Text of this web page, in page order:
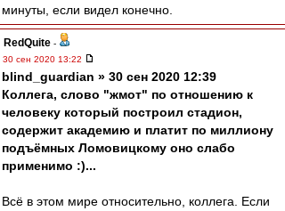
минуты, если видел конечно.
RedQuite -
30 сен 2020 13:22
blind_guardian » 30 сен 2020 12:39
Коллега, слово "жмот" по отношению к
человеку который построил стадион,
содержит академию и платит по миллиону
подъёмных Ломовицкому оно слабо
применимо :)...
Всё в этом мире относительно, коллега. Если